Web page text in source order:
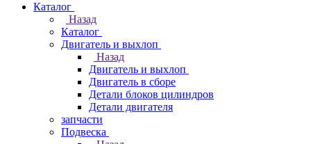
Каталог
Назад
Каталог
Двигатель и выхлоп
Назад
Двигатель и выхлоп
Двигатель в сборе
Детали блоков цилиндров
Детали двигателя
запчасти
Подвеска